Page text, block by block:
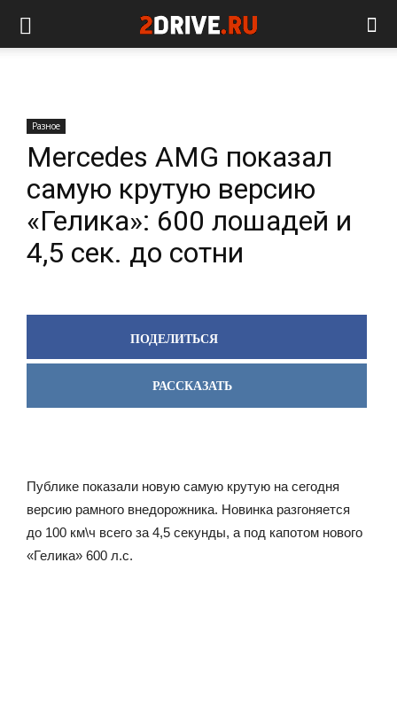
Разное
Mercedes AMG показал
самую крутую версию
«Гелика»: 600 лошадей и
4,5 сек. до сотни
ПОДЕЛИТЬСЯ
РАССКАЗАТЬ
Публике показали новую самую крутую на сегодня
версию рамного внедорожника. Новинка разгоняется
до 100 км\ч всего за 4,5 секунды, а под капотом нового
«Гелика» 600 л.с.